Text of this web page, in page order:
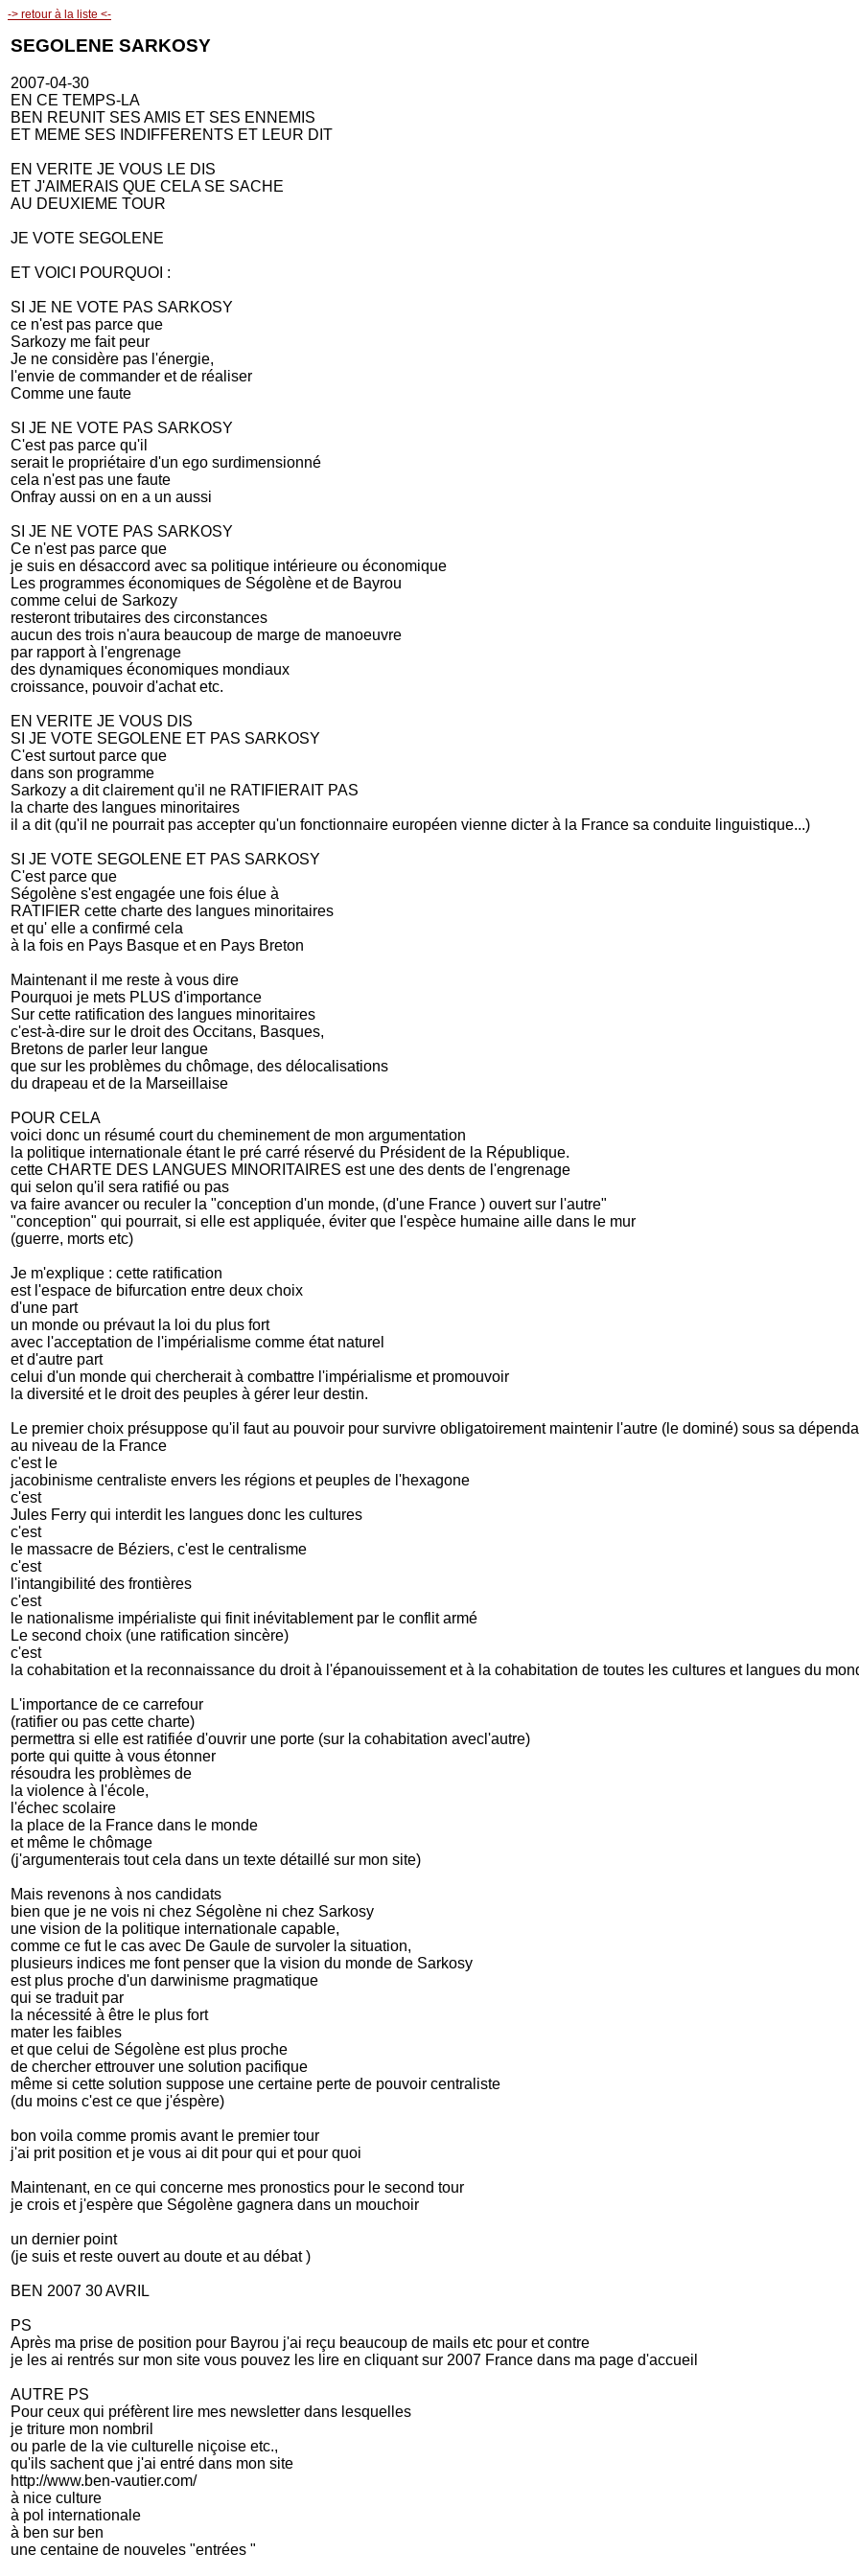
-> retour à la liste <-
SEGOLENE SARKOSY
2007-04-30
EN CE TEMPS-LA
BEN REUNIT SES AMIS ET SES ENNEMIS
ET MEME SES INDIFFERENTS ET LEUR DIT
EN VERITE JE VOUS LE DIS
ET J'AIMERAIS QUE CELA SE SACHE
AU DEUXIEME TOUR
JE VOTE SEGOLENE
ET VOICI POURQUOI :
SI JE NE VOTE PAS SARKOSY
ce n'est pas parce que
Sarkozy me fait peur
Je ne considère pas l'énergie,
l'envie de commander et de réaliser
Comme une faute
SI JE NE VOTE PAS SARKOSY
C'est pas parce qu'il
serait le propriétaire d'un ego surdimensionné
cela n'est pas une faute
Onfray aussi on en a un aussi
SI JE NE VOTE PAS SARKOSY
Ce n'est pas parce que
je suis en désaccord avec sa politique intérieure ou économique
Les programmes économiques de Ségolène et de Bayrou
comme celui de Sarkozy
resteront tributaires des circonstances
aucun des trois n'aura beaucoup de marge de manoeuvre
par rapport à l'engrenage
des dynamiques économiques mondiaux
croissance, pouvoir d'achat etc.
EN VERITE JE VOUS DIS
SI JE VOTE SEGOLENE ET PAS SARKOSY
C'est surtout parce que
dans son programme
Sarkozy a dit clairement qu'il ne RATIFIERAIT PAS
la charte des langues minoritaires
il a dit (qu'iI ne pourrait pas accepter qu'un fonctionnaire européen vienne dicter à la France sa conduite linguistique...)
SI JE VOTE SEGOLENE ET PAS SARKOSY
C'est parce que
Ségolène s'est engagée une fois élue à
RATIFIER cette charte des langues minoritaires
et qu' elle a confirmé cela
à la fois en Pays Basque et en Pays Breton
Maintenant il me reste à vous dire
Pourquoi je mets PLUS d'importance
Sur cette ratification des langues minoritaires
c'est-à-dire sur le droit des Occitans, Basques,
Bretons de parler leur langue
que sur les problèmes du chômage, des délocalisations
du drapeau et de la Marseillaise
POUR CELA
voici donc un résumé court du cheminement de mon argumentation
la politique internationale étant le pré carré réservé du Président de la République.
cette CHARTE DES LANGUES MINORITAIRES est une des dents de l'engrenage
qui selon qu'il sera ratifié ou pas
va faire avancer ou reculer la "conception d'un monde, (d'une France ) ouvert sur l'autre"
"conception" qui pourrait, si elle est appliquée, éviter que l'espèce humaine aille dans le mur
(guerre, morts etc)
Je m'explique : cette ratification
est l'espace de bifurcation entre deux choix
d'une part
un monde ou prévaut la loi du plus fort
avec l'acceptation de l'impérialisme comme état naturel
et d'autre part
celui d'un monde qui chercherait à combattre l'impérialisme et promouvoir
la diversité et le droit des peuples à gérer leur destin.
Le premier choix présuppose qu'il faut au pouvoir pour survivre obligatoirement maintenir l'autre (le dominé) sous sa
au niveau de la France
c'est le
jacobinisme centraliste envers les régions et peuples de l'hexagone
c'est
Jules Ferry qui interdit les langues donc les cultures
c'est
le massacre de Béziers, c'est le centralisme
c'est
l'intangibilité des frontières
c'est
le nationalisme impérialiste qui finit inévitablement par le conflit armé
Le second choix (une ratification sincère)
c'est
la cohabitation et la reconnaissance du droit à l'épanouissement et à la cohabitation de toutes les cultures et langues du
L'importance de ce carrefour
(ratifier ou pas cette charte)
permettra si elle est ratifiée d'ouvrir une porte (sur la cohabitation avecl'autre)
porte qui quitte à vous étonner
résoudra les problèmes de
la violence à l'école,
l'échec scolaire
la place de la France dans le monde
et même le chômage
(j'argumenterais tout cela dans un texte détaillé sur mon site)
Mais revenons à nos candidats
bien que je ne vois ni chez Ségolène ni chez Sarkosy
une vision de la politique internationale capable,
comme ce fut le cas avec De Gaule de survoler la situation,
plusieurs indices me font penser que la vision du monde de Sarkosy
est plus proche d'un darwinisme pragmatique
qui se traduit par
la nécessité à être le plus fort
mater les faibles
et que celui de Ségolène est plus proche
de chercher ettrouver une solution pacifique
même si cette solution suppose une certaine perte de pouvoir centraliste
(du moins c'est ce que j'éspère)
bon voila comme promis avant le premier tour
j'ai prit position et je vous ai dit pour qui et pour quoi
Maintenant, en ce qui concerne mes pronostics pour le second tour
je crois et j'espère que Ségolène gagnera dans un mouchoir
un dernier point
(je suis et reste ouvert au doute et au débat )
BEN 2007 30 AVRIL
PS
Après ma prise de position pour Bayrou j'ai reçu beaucoup de mails etc pour et contre
je les ai rentrés sur mon site vous pouvez les lire en cliquant sur 2007 France dans ma page d'accueil
AUTRE PS
Pour ceux qui préfèrent lire mes newsletter dans lesquelles
je triture mon nombril
ou parle de la vie culturelle niçoise etc.,
qu'ils sachent que j'ai entré dans mon site
http://www.ben-vautier.com/
à nice culture
à pol internationale
à ben sur ben
une centaine de nouveles "entrées "